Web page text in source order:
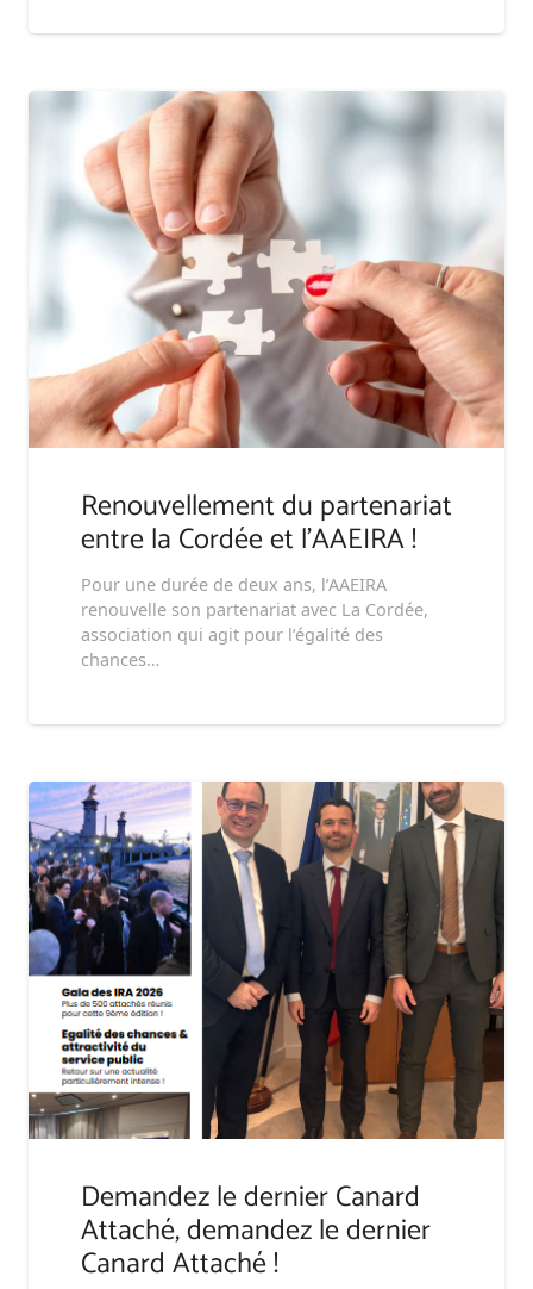
Renouvellement du partenariat
entre la Cordée et l’AAEIRA !
Pour une durée de deux ans, l’AAEIRA
renouvelle son partenariat avec La Cordée,
association qui agit pour l’égalité des
chances…
Demandez le dernier Canard
Attaché, demandez le dernier
Canard Attaché !